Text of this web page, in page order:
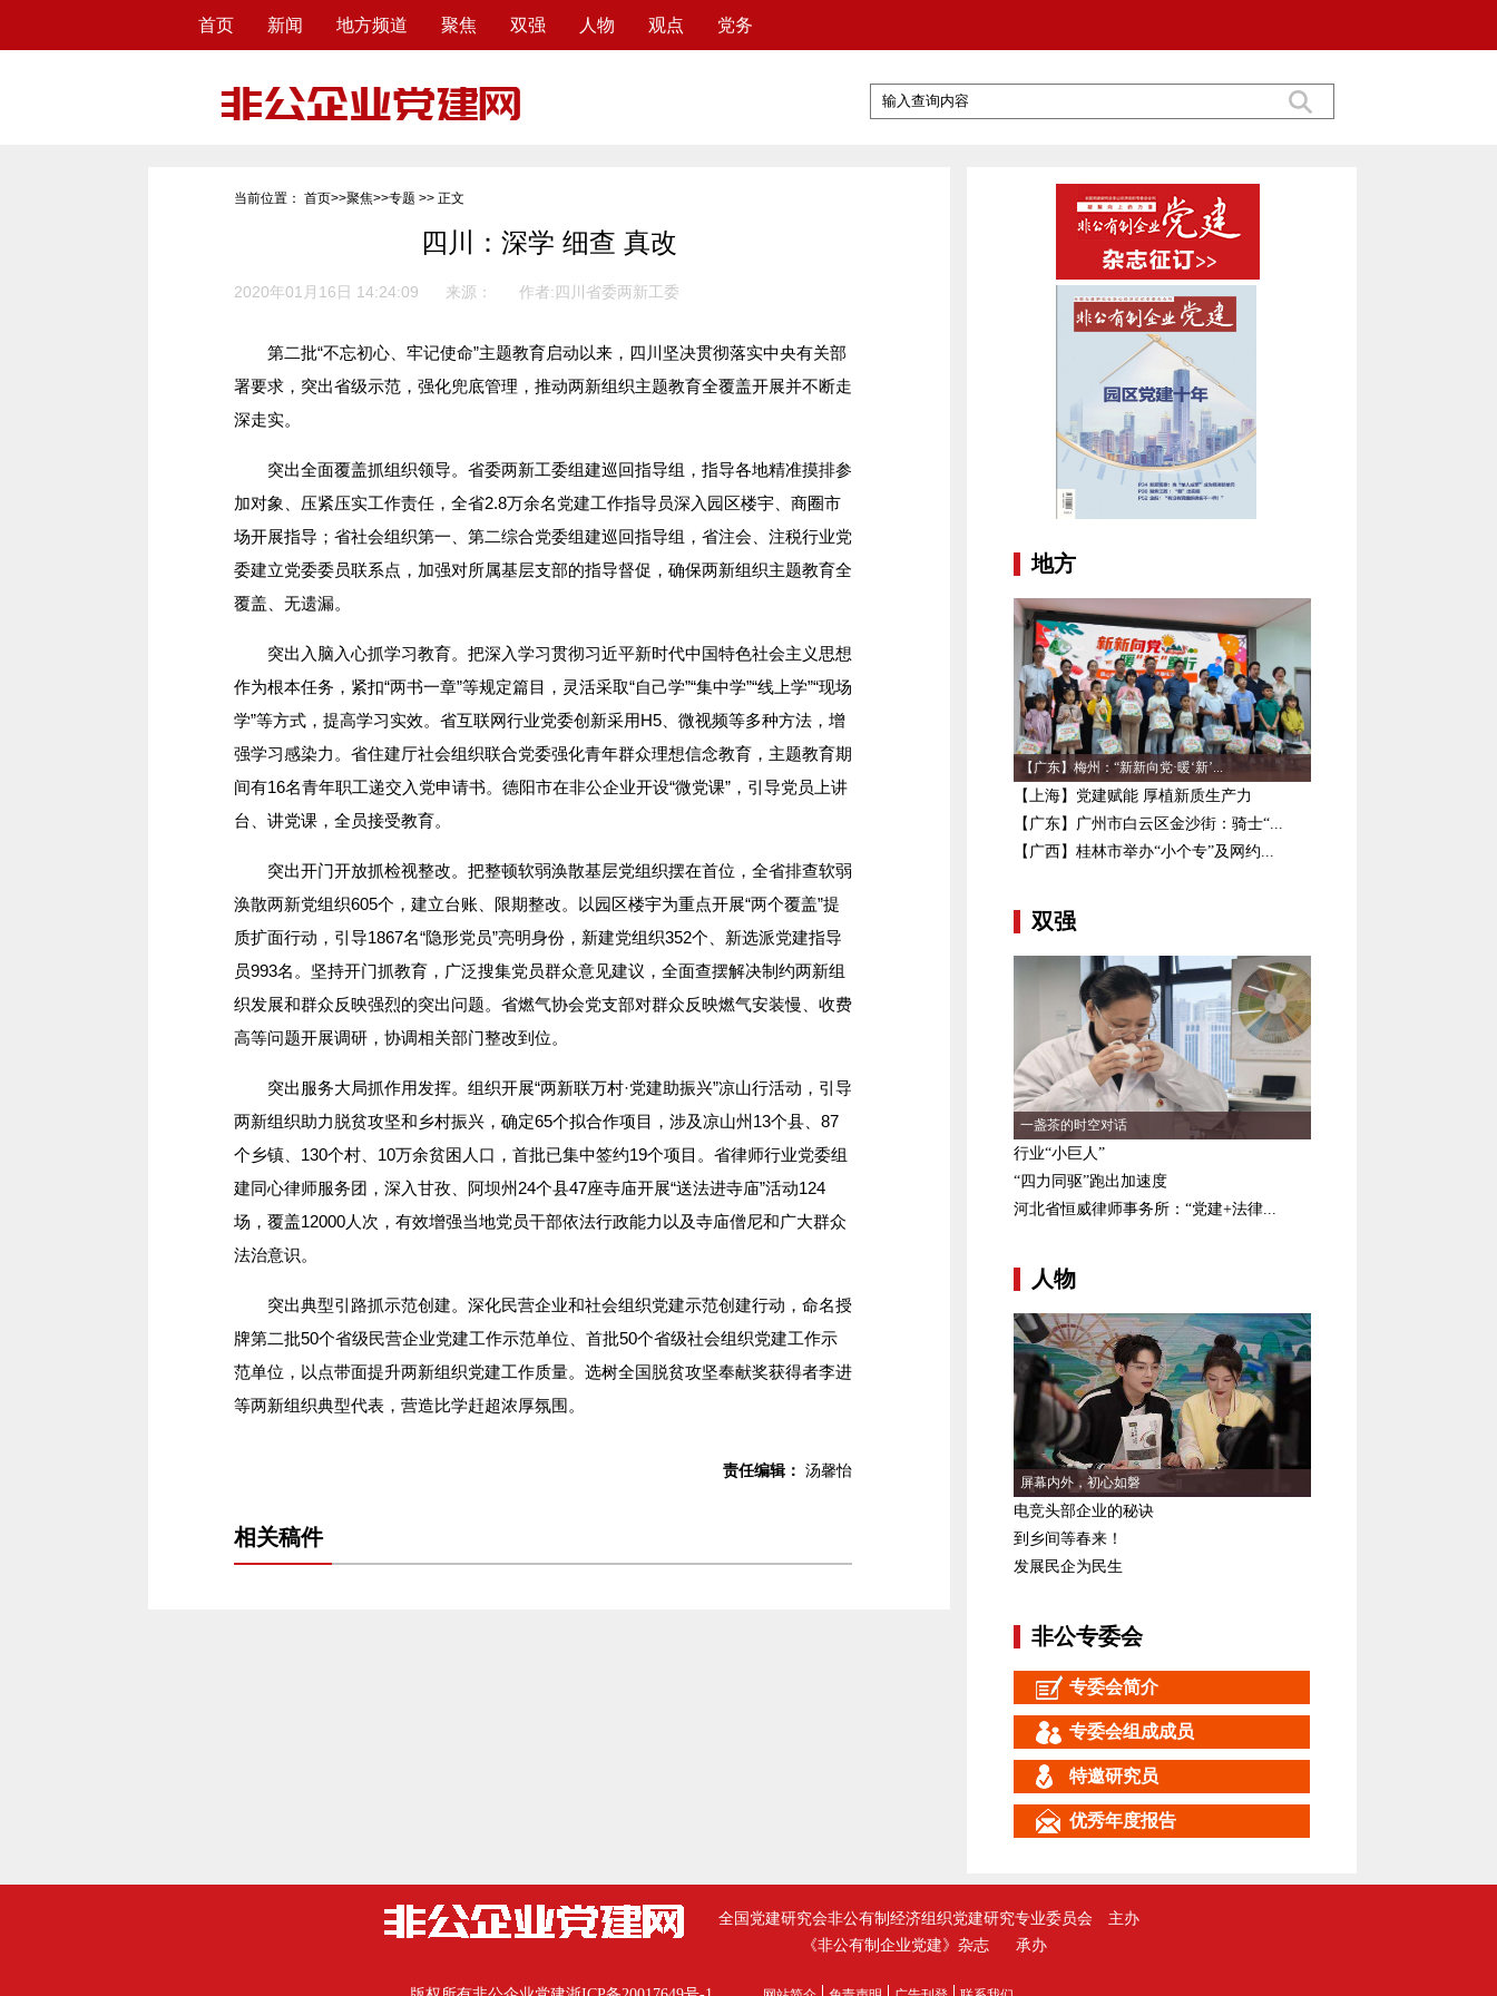
首页 新闻 地方频道 聚焦 双强 人物 观点 党务
当前位置： 首页>>聚焦>>专题 >> 正文
四川：深学 细查 真改
2020年01月16日 14:24:09 来源： 作者: ​四川省委两新工委
第二批“不忘初心、牢记使命”主题教育启动以来，四川坚决贯彻落实中央有关部
署要求，突出省级示范，强化兜底管理，推动两新组织主题教育全覆盖开展并不断走
深走实。
突出全面覆盖抓组织领导。省委两新工委组建巡回指导组，指导各地精准摸排参
加对象、压紧压实工作责任，全省2.8万余名党建工作指导员深入园区楼宇、商圈市
场开展指导；省社会组织第一、第二综合党委组建巡回指导组，省注会、注税行业党
委建立党委委员联系点，加强对所属基层支部的指导督促，确保两新组织主题教育全
覆盖、无遗漏。
突出入脑入心抓学习教育。把深入学习贯彻习近平新时代中国特色社会主义思想
作为根本任务，紧扣“两书一章”等规定篇目，灵活采取“自己学”“集中学”“线上学”“现场
学”等方式，提高学习实效。省互联网行业党委创新采用H5、微视频等多种方法，增
强学习感染力。省住建厅社会组织联合党委强化青年群众理想信念教育，主题教育期
间有16名青年职工递交入党申请书。德阳市在非公企业开设“微党课”，引导党员上讲
台、讲党课，全员接受教育。
突出开门开放抓检视整改。把整顿软弱涣散基层党组织摆在首位，全省排查软弱
涣散两新党组织605个，建立台账、限期整改。以园区楼宇为重点开展“两个覆盖”提
质扩面行动，引导1867名“隐形党员”亮明身份，新建党组织352个、新选派党建指导
员993名。坚持开门抓教育，广泛搜集党员群众意见建议，全面查摆解决制约两新组
织发展和群众反映强烈的突出问题。省燃气协会党支部对群众反映燃气安装慢、收费
高等问题开展调研，协调相关部门整改到位。
突出服务大局抓作用发挥。组织开展“两新联万村·党建助振兴”凉山行活动，引导
两新组织助力脱贫攻坚和乡村振兴，确定65个拟合作项目，涉及凉山州13个县、87
个乡镇、130个村、10万余贫困人口，首批已集中签约19个项目。省律师行业党委组
建同心律师服务团，深入甘孜、阿坝州24个县47座寺庙开展“送法进寺庙”活动124
场，覆盖12000人次，有效增强当地党员干部依法行政能力以及寺庙僧尼和广大群众
法治意识。
突出典型引路抓示范创建。深化民营企业和社会组织党建示范创建行动，命名授
牌第二批50个省级民营企业党建工作示范单位、首批50个省级社会组织党建工作示
范单位，以点带面提升两新组织党建工作质量。选树全国脱贫攻坚奉献奖获得者李进
等两新组织典型代表，营造比学赶超浓厚氛围。
责任编辑： 汤馨怡
相关稿件
地方
【广东】梅州：“新新向党·暖‘新’...
【上海】党建赋能 厚植新质生产力
【广东】广州市白云区金沙街：骑士“...
【广西】桂林市举办“小个专”及网约...
双强
一盏茶的时空对话
行业“小巨人”
“四力同驱”跑出加速度
河北省恒威律师事务所：“党建+法律...
人物
屏幕内外，初心如磐
电竞头部企业的秘诀
到乡间等春来！
发展民企为民生
非公专委会
专委会简介
专委会组成成员
特邀研究员
优秀年度报告
全国党建研究会非公有制经济组织党建研究专业委员会
主办
《非公有制企业党建》杂志
承办